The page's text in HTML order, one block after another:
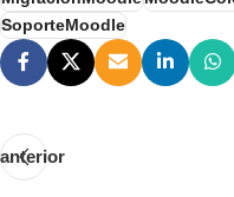
SoporteMoodle
anterior